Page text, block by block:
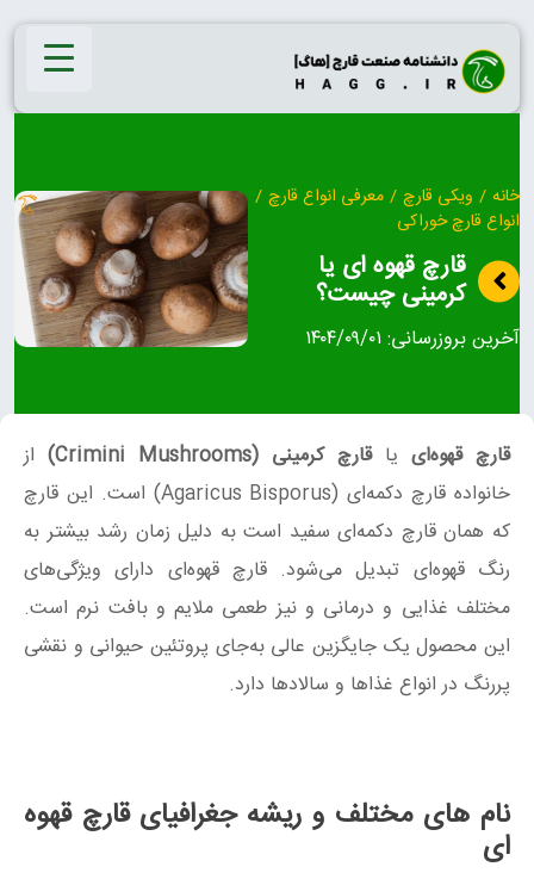
Skip
content
خانه / ویکی قارچ / معرفی انواع قارچ /
انواع قارچ خوراکی
قارچ قهوه ای یا
کرمینی چیست؟
آخرین بروزرسانی: ۱۴۰۴/۰۹/۰۱
قارچ قهوه‌ای یاقارچ کرمینی (Crimini Mushrooms)
از
خانواده قارچ دکمه‌ای (Agaricus Bisporus) است. این قارچ
که همان قارچ دکمه‌ای سفید است به دلیل زمان رشد بیشتر به
رنگ قهوه‌ای تبدیل می‌شود. قارچ قهوه‌ای دارای ویژگی‌های
مختلف غذایی و درمانی و نیز طعمی ملایم و بافت نرم است.
این محصول یک جایگزین عالی به‌جای پروتئین حیوانی و نقشی
پررنگ در انواع غذاها و سالادها دارد.
نام های مختلف و ریشه جغرافیای قارچ قهوه
ای